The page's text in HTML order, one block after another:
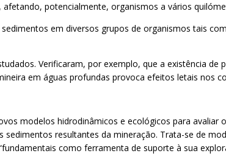
potencialmente, organismos a vários
em diversos grupos de organismos tais
Verificaram, por exemplo, que a existência de
em águas profundas provoca efeitos letais nos
modelos hidrodinâmicos e ecológicos para
resultantes da mineração. Trata-se de
como ferramenta de suporte à sua